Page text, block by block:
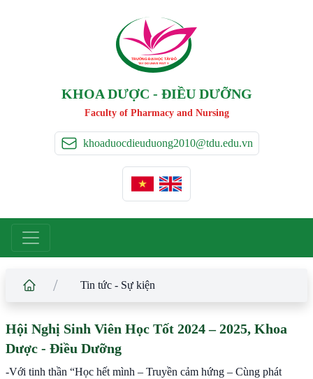
TRƯỜNG ĐẠI HỌC TÂY ĐÔ
TAY DO UNIVERSIT Y
KHOA DƯỢC - ĐIỀU DƯỠNG
Faculty of Pharmacy and Nursing
khoaduocdieuduong2010@tdu.edu.vn
/ Tin tức - Sự kiện
Hội Nghị Sinh Viên Học Tốt 2024 – 2025, Khoa
Dược - Điều Dưỡng
-Với tinh thần “Học hết mình – Truyền cảm hứng – Cùng phát